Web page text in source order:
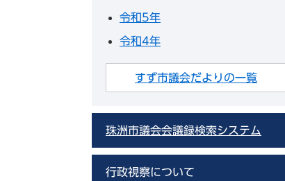
令和5年
令和4年
すず市議会だよりの一覧
珠洲市議会会議録検索システム
行政視察について